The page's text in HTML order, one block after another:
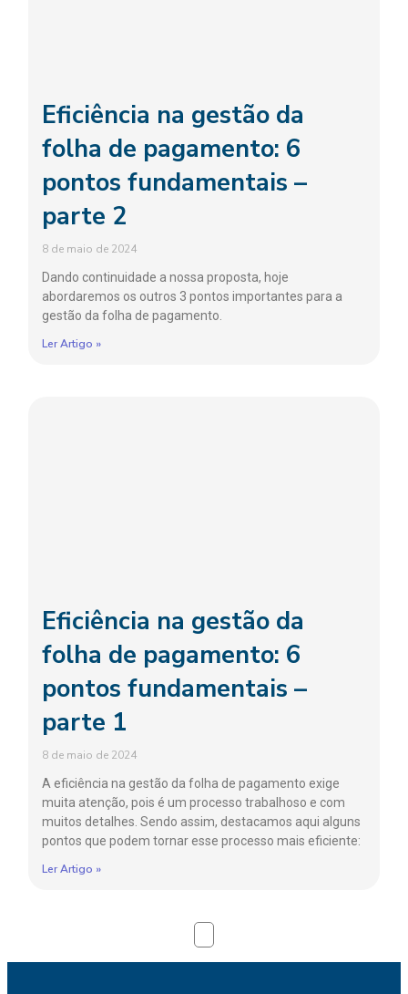
Eficiência na gestão da
folha de pagamento: 6
pontos fundamentais –
parte 2
8 de maio de 2024
Dando continuidade a nossa proposta, hoje
abordaremos os outros 3 pontos importantes para a
gestão da folha de pagamento.
Ler Artigo »
Eficiência na gestão da
folha de pagamento: 6
pontos fundamentais –
parte 1
8 de maio de 2024
A eficiência na gestão da folha de pagamento exige
muita atenção, pois é um processo trabalhoso e com
muitos detalhes. Sendo assim, destacamos aqui alguns
pontos que podem tornar esse processo mais eficiente:
Ler Artigo »